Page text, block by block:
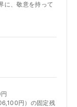
に、敬意を持って
円）の固定残